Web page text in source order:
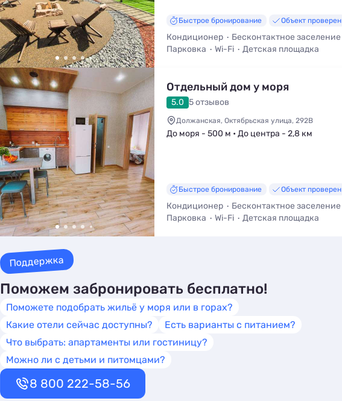
Быстрое бронирование Объект проверен
Кондиционер
Бесконтактное заселение
Парковка
Wi-Fi
Детская площадка
Отдельный дом у моря
5.0 5 отзывов
Должанская, Октябрьская улица, 292В
До моря - 500 м • До центра - 2,8 км
Быстрое бронирование Объект проверен
Кондиционер
Бесконтактное заселение
Парковка
Wi-Fi
Детская площадка
Поддержка
Поможем забронировать бесплатно!
Поможете подобрать жильё у моря или в горах?
Какие отели сейчас доступны?
Есть варианты с питанием?
Что выбрать: апартаменты или гостиницу?
Можно ли с детьми и питомцами?
8 800 222-58-56